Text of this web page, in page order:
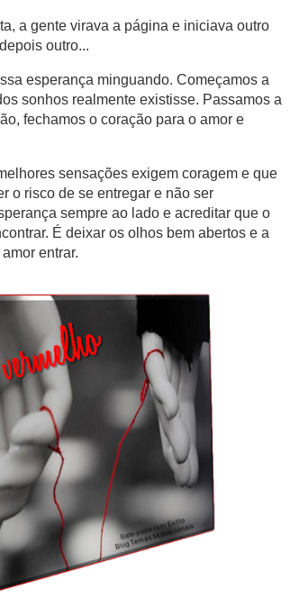
a gente virava a página e iniciava outro
outro...
esperança minguando. Começamos a
sonhos realmente existisse. Passamos a
fechamos o coração para o amor e
sensações exigem coragem e que
o risco de se entregar e não ser
sempre ao lado e acreditar que o
É deixar os olhos bem abertos e a
entrar.